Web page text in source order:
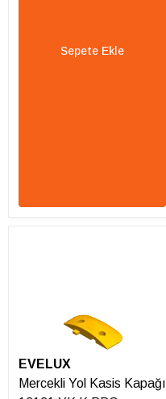
Sepete Ekle
EVELUX
Mercekli Yol Kasis Kapağı